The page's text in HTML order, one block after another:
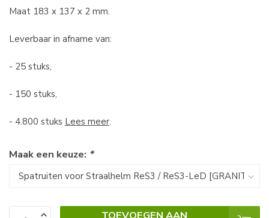
Maat 183 x 137 x 2 mm.
Leverbaar in afname van:
- 25 stuks,
- 150 stuks,
- 4.800 stuks Lees meer.
Maak een keuze: *